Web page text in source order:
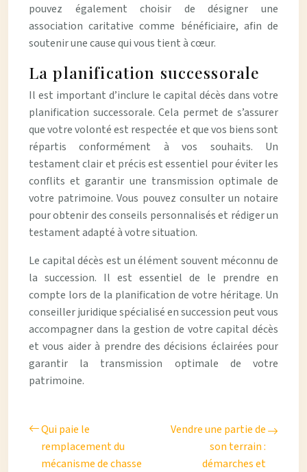
pouvez également choisir de désigner une
association caritative comme bénéficiaire, afin de
soutenir une cause qui vous tient à cœur.
La planification successorale
Il est important d’inclure le capital décès dans votre
planification successorale. Cela permet de s’assurer
que votre volonté est respectée et que vos biens sont
répartis conformément à vos souhaits. Un
testament clair et précis est essentiel pour éviter les
conflits et garantir une transmission optimale de
votre patrimoine. Vous pouvez consulter un notaire
pour obtenir des conseils personnalisés et rédiger un
testament adapté à votre situation.
Le capital décès est un élément souvent méconnu de
la succession. Il est essentiel de le prendre en
compte lors de la planification de votre héritage. Un
conseiller juridique spécialisé en succession peut vous
accompagner dans la gestion de votre capital décès
et vous aider à prendre des décisions éclairées pour
garantir la transmission optimale de votre
patrimoine.
Qui paie le
remplacement du
mécanisme de chasse
Vendre une partie de
son terrain :
démarches et